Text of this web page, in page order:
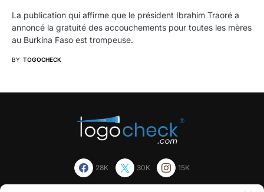
La publication qui affirme que le président Ibrahim Traoré a
annoncé la gratuité des accouchements pour toutes les mères
au Burkina Faso est trompeuse.
BY TOGOCHECK
28K 30K 15K